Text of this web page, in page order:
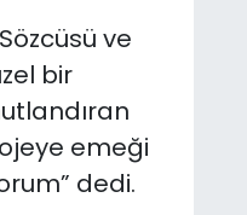
ve
bir
emeği
dedi.